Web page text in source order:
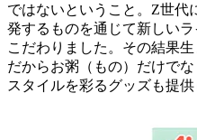
ではないということ。Z世代
発するものを通じて新しい
こだわりました。その結果
だからお粥（もの）だけで
スタイルを彩るグッズも提供